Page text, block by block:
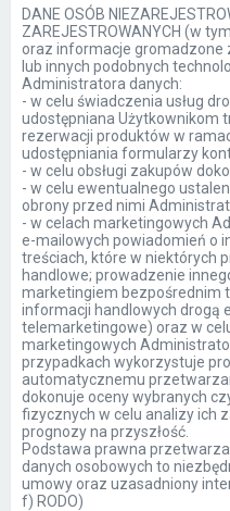
DANE OSÓB
ZAREJESTROWANYCH (w
oraz informacje gromadzone
lub innych podobnych
Administratora danych:
- w celu świadczenia usług
udostępniana Użytkownikom
rezerwacji produktów w
udostępniania formularzy
- w celu obsługi zakupów
- w celu ewentualnego
obrony przed nimi
- w celach marketingowych
e-mailowych powiadomień o
treściach, które w niektórych
handlowe; prowadzenie
marketingiem bezpośrednim
informacji handlowych drogą
telemarketingowe) oraz w
marketingowych
przypadkach wykorzystuje
automatycznemu
dokonuje oceny wybranych
fizycznych w celu analizy ich
prognozy na przyszłość.
Podstawa prawna
danych osobowych to
umowy oraz uzasadniony
f) RODO)